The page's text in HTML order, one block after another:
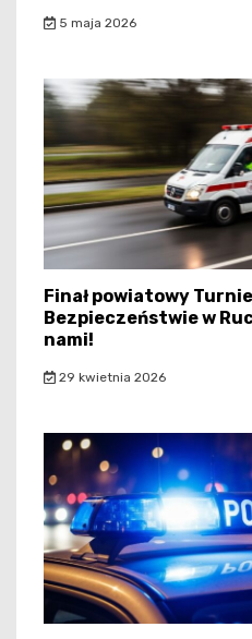
5 maja 2026
Finał powiatowy
Bezpieczeństwie w
nami!
29 kwietnia 2026